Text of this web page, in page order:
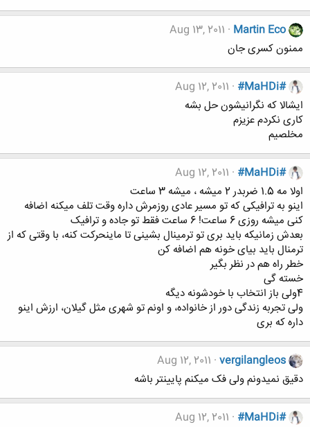
Martin Eco
Aug 13, 2011
ممنون کسری جان
#MaHDi#
Aug 12, 2011
ایشالا که نگرانیشون حل بشه
کاری نکردم عزیزم
مخلصیم
#MaHDi#
Aug 12, 2011
اولا مه 1.5 ضربدر 2 میشه ، میشه 3 ساعت
اینو به ترافیکی که تو مسیر عادی روزمرش داره وقت تلف میکنه اضافه
کنی میشه روزی 6 ساعت! 6 ساعت فقط تو جاده و ترافیک
بعدش زمانیکه باید بری تو ترمینال بشینی تا ماینحرکت کنه، با وقتی که از
ترمنال باید بیای خونه هم اضافه کن
خطر راه هم در نظر بگیر
خسته گی
4ولی باز انتخاب با خودشونه دیگه
ولی تجربه زندگی دور از خانواده، و اونم تو شهری مثل گیلان، ارزش اینو
داره که بری
vergilangleos
Aug 12, 2011
دقیق نمیدونم ولی فک میکنم پایینتر باشه
#MaHDi#
Aug 12, 2011